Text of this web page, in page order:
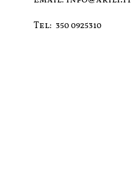
Tel:350 0925310